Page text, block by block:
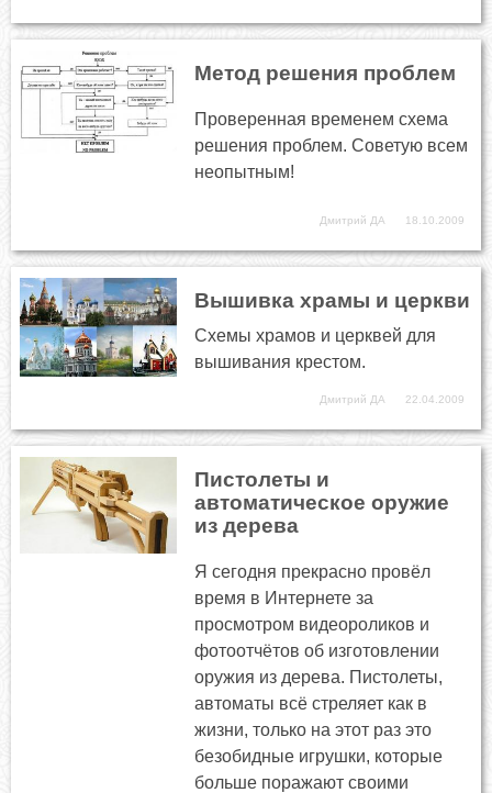
Метод решения проблем
Проверенная временем схема
решения проблем. Советую всем
неопытным!
Дмитрий ДА 18.10.2009
Вышивка храмы и церкви
Схемы храмов и церквей для
вышивания крестом.
Дмитрий ДА 22.04.2009
Пистолеты и
автоматическое оружие
из дерева
Я сегодня прекрасно провёл
время в Интернете за
просмотром видеороликов и
фотоотчётов об изготовлении
оружия из дерева. Пистолеты,
автоматы всё стреляет как в
жизни, только на этот раз это
безобидные игрушки, которые
больше поражают своими